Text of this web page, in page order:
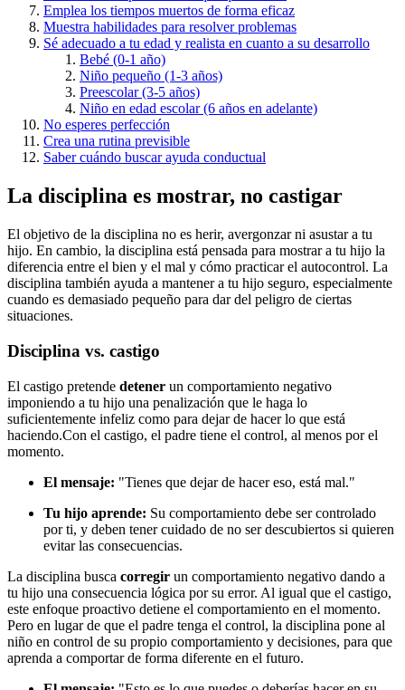
Emplea los tiempos muertos de forma eficaz
Muestra habilidades para resolver problemas
Sé adecuado a tu edad y realista en cuanto a su desarrollo
Bebé (0-1 año)
Niño pequeño (1-3 años)
Preescolar (3-5 años)
Niño en edad escolar (6 años en adelante)
No esperes perfección
Crea una rutina previsible
Saber cuándo buscar ayuda conductual
La disciplina es mostrar, no castigar
El objetivo de la disciplina no es herir, avergonzar ni asustar a tu
hijo. En cambio, la disciplina está pensada para mostrar a tu hijo la
diferencia entre el bien y el mal y cómo practicar el autocontrol. La
disciplina también ayuda a mantener a tu hijo seguro, especialmente
cuando es demasiado pequeño para dar del peligro de ciertas
situaciones.
Disciplina vs. castigo
El castigo pretende detener un comportamiento negativo
imponiendo a tu hijo una penalización que le haga lo
suficientemente infeliz como para dejar de hacer lo que está
haciendo.Con el castigo, el padre tiene el control, al menos por el
momento.
El mensaje: "Tienes que dejar de hacer eso, está mal."
Tu hijo aprende: Su comportamiento debe ser controlado
por ti, y deben tener cuidado de no ser descubiertos si quieren
evitar las consecuencias.
La disciplina busca corregir un comportamiento negativo dando a
tu hijo una consecuencia lógica por su error. Al igual que el castigo,
este enfoque proactivo detiene el comportamiento en el momento.
Pero en lugar de que el padre tenga el control, la disciplina pone al
niño en control de su propio comportamiento y decisiones, para que
aprenda a comportar de forma diferente en el futuro.